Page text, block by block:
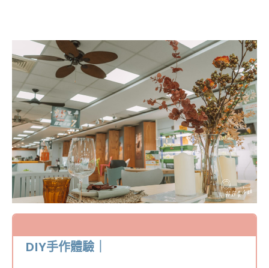
DIY手作體驗｜